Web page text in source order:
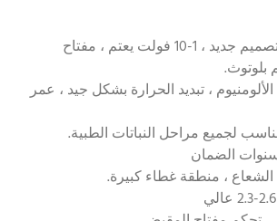
1. تصميم جديد ، 1-10 فولت يعتم ، مفتاح
بلوتوث.
، تبديد الحرارة بشكل جيد ، عمر